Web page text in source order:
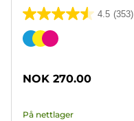
4.5 (353)
4.5
av
353
Fargekassett
NOK 270.00
På nettlager